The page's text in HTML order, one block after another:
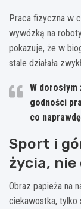
Praca fizyczna w
wywózką na
pokazuje, że w
stale działała
W
godności
co
Sport i
życia, nie
Obraz papieża na
ciekawostka, tylko